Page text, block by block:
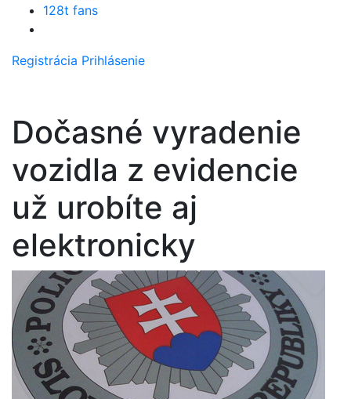
128t fans
Registrácia Prihlásenie
Dočasné vyradenie
vozidla z evidencie
už urobíte aj
elektronicky